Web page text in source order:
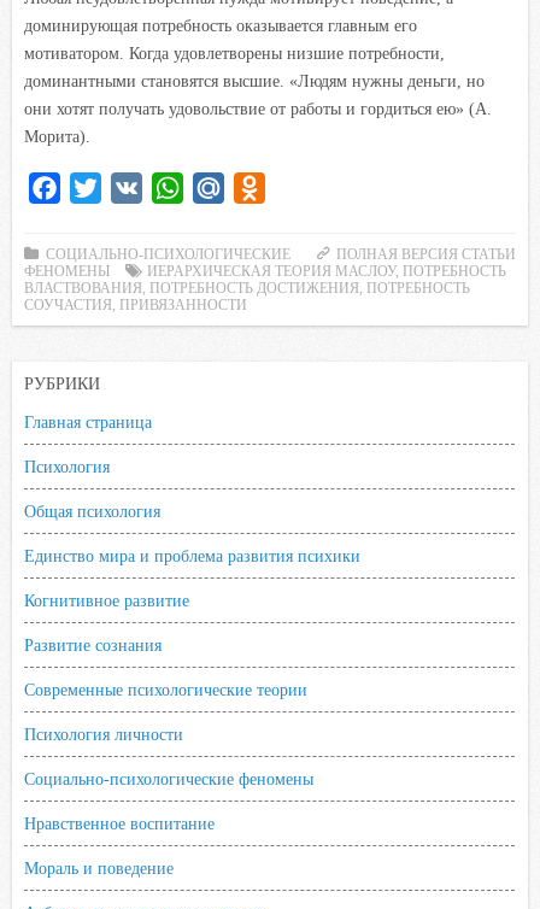
доминирующая потребность оказывается главным его
мотиватором. Когда удовлетворены низшие потребности,
доминантными становятся высшие. «Людям нужны деньги, но
они хотят получать удовольствие от работы и гордиться ею» (А.
Морита).
c
e
b
o
i
t
t
W
a
t
s
i
l
.
n
o
k
i
ПОЛНАЯ ВЕРСИЯ СТАТЬИ
СОЦИАЛЬНО-ПСИХОЛОГИЧЕСКИЕ
ФЕНОМЕНЫ
ИЕРАРХИЧЕСКАЯ ТЕОРИЯ МАСЛОУ, ПОТРЕБНОСТЬ
ВЛАСТВОВАНИЯ
ПОТРЕБНОСТЬ ДОСТИЖЕНИЯ
ПОТРЕБНОСТЬ
СОУЧАСТИЯ
ПРИВЯЗАННОСТИ
РУБРИКИ
Главная страница
Психология
Общая психология
Единство мира и проблема развития психики
Когнитивное развитие
Развитие сознания
Современные психологические теории
Психология личности
Социально-психологические феномены
Нравственное воспитание
Мораль и поведение